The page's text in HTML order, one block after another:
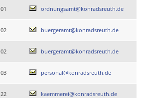
01 ordnungsamt@konradsreuth.de
02 buergeramt@konradsreuth.de
02 buergeramt@konradsreuth.de
03 personal@konradsreuth.de
22 kaemmerei@konradsreuth.de